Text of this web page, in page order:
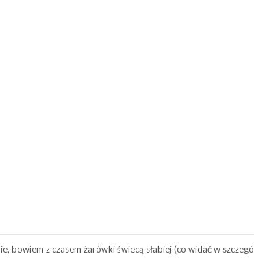
z czasem żarówki świecą słabiej (co widać w